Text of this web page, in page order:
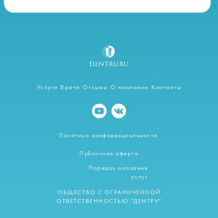
Услуги Отзывы О компании Контакты
Врачи
Политика конфиденциальности
Публичная оферта
ОБЩЕСТВО С ОГРАНИЧЕННОЙ
ОТВЕТСТВЕННОСТЬЮ "ДЕНТРУ"
Порядок оказания
услуг